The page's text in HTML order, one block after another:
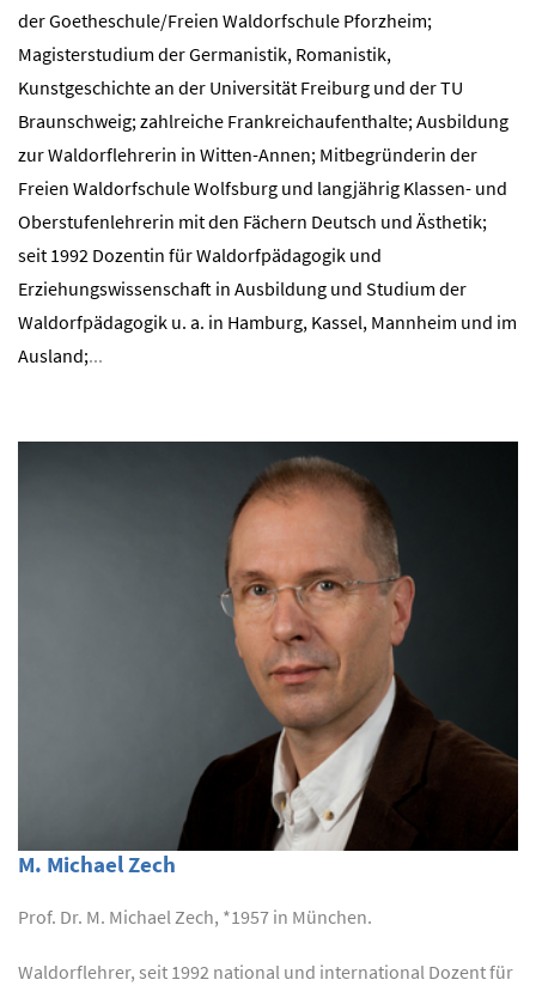
der Goetheschule/Freien Waldorfschule Pforzheim;
Magisterstudium der Germanistik, Romanistik,
Kunstgeschichte an der Universität Freiburg und der TU
Braunschweig; zahlreiche Frankreichaufenthalte; Ausbildung
zur Waldorflehrerin in Witten-Annen; Mitbegründerin der
Freien Waldorfschule Wolfsburg und langjährig Klassen- und
Oberstufenlehrerin mit den Fächern Deutsch und Ästhetik;
seit 1992 Dozentin für Waldorfpädagogik und
Erziehungswissenschaft in Ausbildung und Studium der
Waldorfpädagogik u. a. in Hamburg, Kassel, Mannheim und im
Ausland;...
M. Michael Zech
Prof. Dr. M. Michael Zech, *1957 in München.
Waldorflehrer, seit 1992 national und international Dozent für